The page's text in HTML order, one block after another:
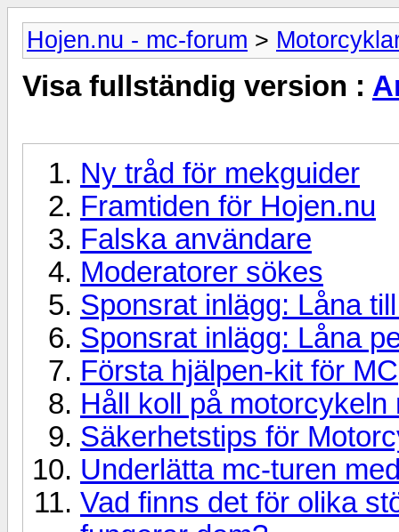
Hojen.nu - mc-forum >
Visa fullständig version :
Ny tråd för mekguider
Framtiden för Hojen.nu
Falska användare
Moderatorer sökes
Sponsrat inlägg: Låna
Sponsrat inlägg: Låna
Första hjälpen-kit för MC
Håll koll på
Säkerhetstips för
Underlätta mc-turen
Vad finns det för olika